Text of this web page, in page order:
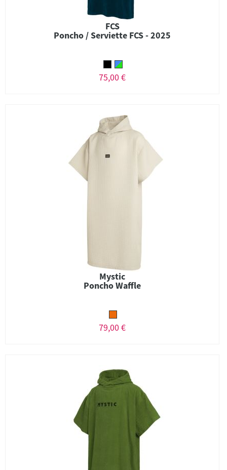
FCS
Poncho / Serviette FCS - 2025
75,00 €
Mystic
Poncho Waffle
79,00 €